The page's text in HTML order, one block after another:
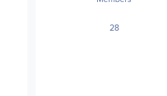
28posts